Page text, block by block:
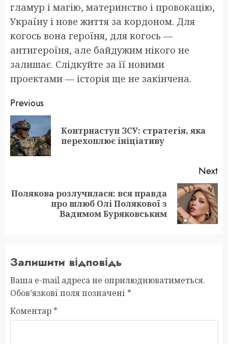
гламур і магію, материнство і провокацію,
Україну і нове життя за кордоном. Для
когось вона героїня, для когось —
антигероїня, але байдужим нікого не
залишає. Слідкуйте за її новими
проектами — історія ще не закінчена.
Post
navigation
Previous
Контрнаступ ЗСУ: стратегія, яка
перехоплює ініціативу
Next
Next
Полякова розлучилася: вся правда
про шлюб Олі Полякової з
Вадимом Буряковським
Залишити відповідь
Ваша e-mail адреса не оприлюднюватиметься.
Обов’язкові поля позначені *
Коментар *